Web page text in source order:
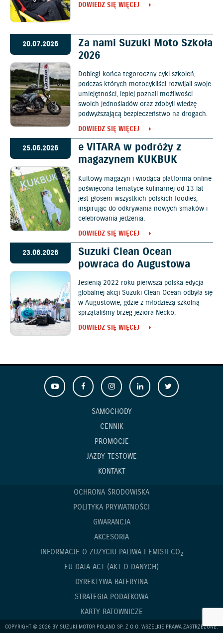
DOWIEDZ SIĘ WIĘCEJ
20.07.2026
Za nami Suzuki Moto Szkoła
2026
Dobiegł końca tegoroczny cykl szkoleń,
podczas których motocykliści rozwijali swoje
umiejętności, lepiej poznali możliwości
swoich jednośladów oraz zdobyli wiedzę
podwyższającą bezpieczeństwo na drogach.
DOWIEDZ SIĘ WIĘCEJ
25.06.2026
e VITARA w podróży z
magazynem KUKBUK
Kultowy magazyn i wiodąca platforma online
poświęcona tematyce kulinarnej od 13 lat
jest głosem wszystkich polskich foodies,
inspirując do odkrywania nowych smaków i
celebrowania jedzenia.
DOWIEDZ SIĘ WIĘCEJ
23.06.2026
Suzuki Clean Ocean
powraca do Augustowa
Jesienią 2022 roku pierwsza polska edycja
globalnej akcji Suzuki Clean Ocean odbyła się
w Augustowie, gdzie z młodzieżą szkolną
sprzątaliśmy brzeg jeziora Necko.
DOWIEDZ SIĘ WIĘCEJ
SAMOCHODY
CENNIK
PROMOCJE
JAZDY TESTOWE
KONTAKT
OCHRONA ŚRODOWISKA
POLITYKA PRYWATNOŚCI
GWARANCJA
AKCESORIA
INFORMACJE O ZUŻYCIU PALIWA I EMISJI CO2
EU DATA ACT (AKT O DANYCH)
DYREKTYWA BATERYJNA
STRATEGIA PODATKOWA
KARTY RATOWNICZE
COPYRIGHT © 2026 BY SUZUKI MOTOR POLAND SP. Z O.O. WSZELKIE PRAWA ZASTRZEŻONE.